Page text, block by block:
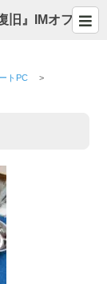
旧』IMオフ
ートPC
>